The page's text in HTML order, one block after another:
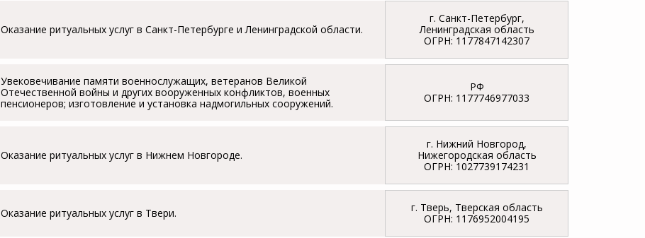
Оказание ритуальных услуг в Санкт-Петербурге и Ленинградской области.
г. Санкт-Петербург,
Ленинградская область
ОГРН: 1177847142307
Увековечивание памяти военнослужащих, ветеранов Великой
Отечественной войны и других вооруженных конфликтов, военных
пенсионеров; изготовление и установка надмогильных сооружений.
РФ
ОГРН: 1177746977033
Оказание ритуальных услуг в Нижнем Новгороде.
г. Нижний Новгород,
Нижегородская область
ОГРН: 1027739174231
Оказание ритуальных услуг в Твери.
г. Тверь, Тверская область
ОГРН: 1176952004195